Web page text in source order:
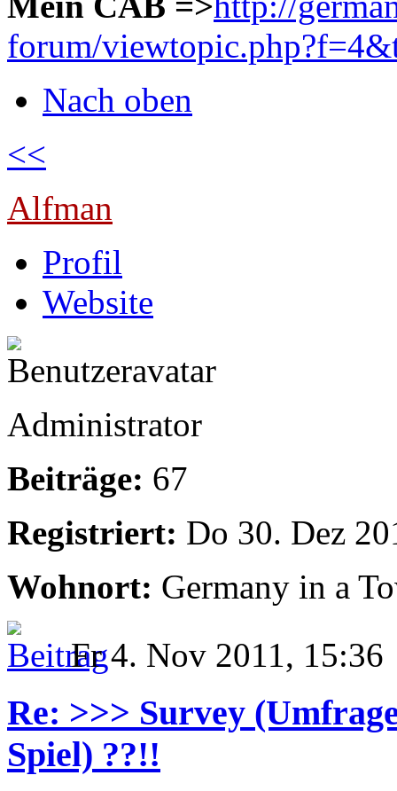
forum/
Nach oben
<<
Alfman
Profil
Website
Administrator
Beiträge: 67
Registriert: Do 30. Dez
Wohnort: Germany in a
Fr 4. Nov 2011, 15:36
Re: >>> Survey
Spiel) ??!!